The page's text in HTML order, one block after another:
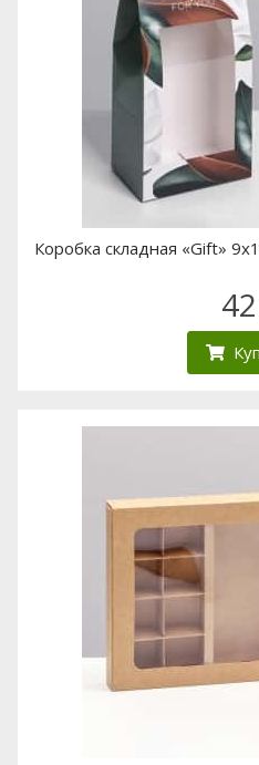
Коробка складная «Gift»
42